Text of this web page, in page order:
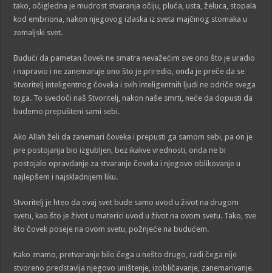
tako, očigledna je mudrost stvaranja očiju, pluća, usta, želuca, stopala
kod embriona, nakon njegovog izlaska iz sveta majčinog stomaka u
zemaljski svet.
Budući da pametan čovek ne smatra nevažećim sve ono što je uradio
i napravio i ne zanemaruje ono što je priredio, onda je preče da se
Stvoritelj inteligentnog čoveka i svih inteligentnih ljudi ne odriče svega
toga. To svedoči naš Stvoritelj, nakon naše smrti, neće da dopusti da
budemo prepušteni sami sebi.
Ako Allah želi da zanemari čoveka i prepusti ga samom sebi, pa on je
pre postojanja bio izgubljen, bez ikakve vrednosti, onda ne bi
postojalo opravdanje za stvaranje čoveka i njegovo oblikovanje u
najlepšem i najskladnijem liku.
Stvoritelj je hteo da ovaj svet bude samo uvod u život na drugom
svetu, kao što je život u materici uvod u život na ovom svetu. Tako, sve
što čovek poseje na ovom svetu, požnjeće na budućem.
Kako znamo, pretvaranje bilo čega u nešto drugo, radi čega nije
stvoreno predstavlja njegovo uništenje, izobličavanje, zanemarivanje.